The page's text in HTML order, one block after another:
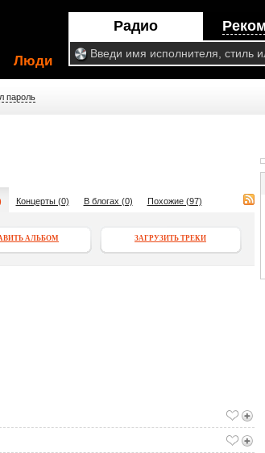
Радио
Люди
пароль
Концерты (0) В блогах (0) Похожие (97)
ЗАГРУЗИТЬ ТРЕКИ
АЛЬБОМ